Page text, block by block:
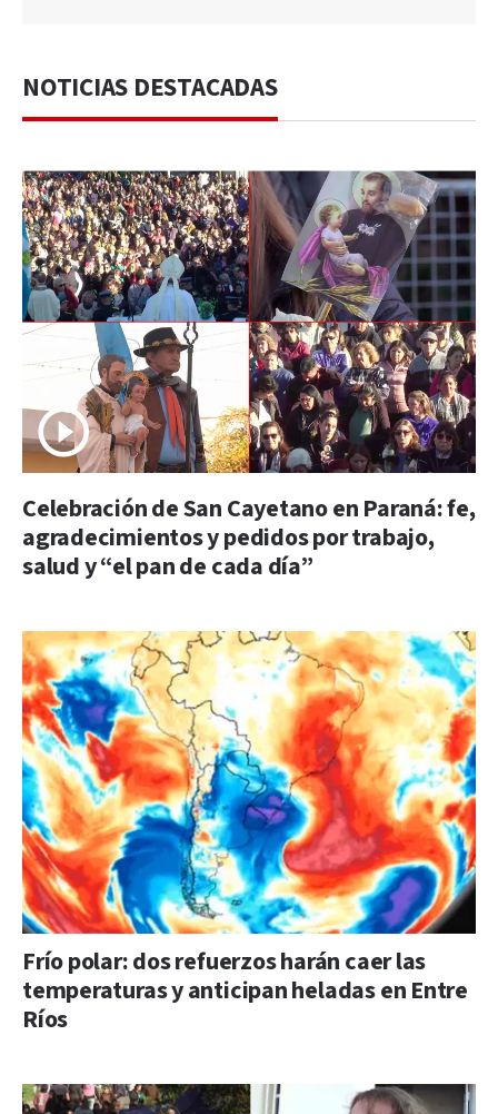
NOTICIAS DESTACADAS
Celebración de San Cayetano en Paraná: fe,
agradecimientos y pedidos por trabajo,
salud y “el pan de cada día”
Frío polar: dos refuerzos harán caer las
temperaturas y anticipan heladas en Entre
Ríos